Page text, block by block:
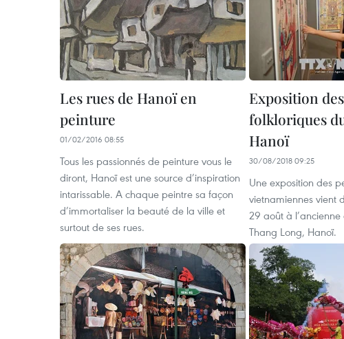
Les rues de Hanoï en
peinture
01/02/2016 08:55
Tous les passionnés de peinture vous le
diront, Hanoï est une source d’inspiration
intarissable. A chaque peintre sa façon
d’immortaliser la beauté de la ville et
surtout de ses rues.
Exposition
folkloriques
Hanoï
30/08/2018 09:25
Une exposition des
vietnamiennes vient
29 août à
Thang Long, Hanoï.